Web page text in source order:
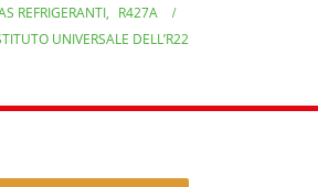
REFRIGERANTI, R427A
UNIVERSALE DELL’R22